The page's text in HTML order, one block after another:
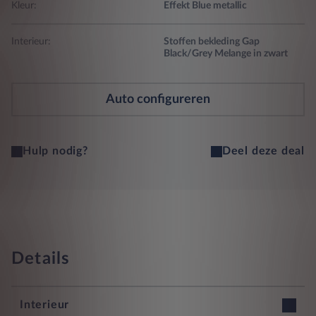
Kleur: Effekt Blue metallic
Interieur:
Stoffen bekleding Gap
Black/Grey Melange in zwart
Auto configureren
Hulp nodig? Deel deze deal
Details
Interieur